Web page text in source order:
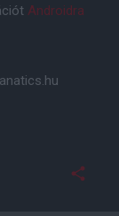
Androidra